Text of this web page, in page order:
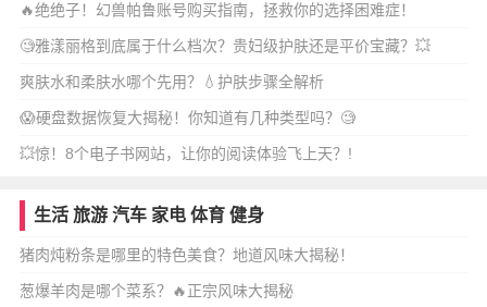
🔥绝绝子！幻兽帕鲁账号购买指南，拯救你的选择困难症！
🧐雅漾丽格到底属于什么档次？贵妇级护肤还是平价宝藏？💥
爽肤水和柔肤水哪个先用？💧护肤步骤全解析
😱硬盘数据恢复大揭秘！你知道有几种类型吗？🧐
💥惊！8个电子书网站，让你的阅读体验飞上天？!
生活 旅游 汽车 家电 体育 健身
猪肉炖粉条是哪里的特色美食？地道风味大揭秘！
葱爆羊肉是哪个菜系？🔥正宗风味大揭秘